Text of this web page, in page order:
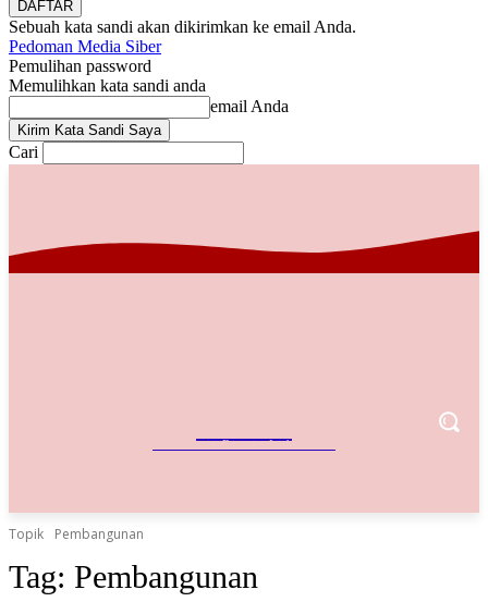
Sebuah kata sandi akan dikirimkan ke email Anda.
Pedoman Media Siber
Pemulihan password
Memulihkan kata sandi anda
email Anda
Cari
Referensi Bisnis Indonesia
Topik Pembangunan
Tag: Pembangunan